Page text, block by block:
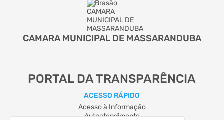
CAMARA MUNICIPAL DE MASSARANDUBA
PORTAL DA TRANSPARÊNCIA
ACESSO RÁPIDO
Acesso à Informação
Autoatendimento